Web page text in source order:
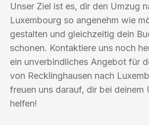
Unser Ziel ist es, dir den Umzug
Luxembourg so angenehm wie
gestalten und gleichzeitig dein
schonen. Kontaktiere uns noch
ein unverbindliches Angebot für
von Recklinghausen nach
freuen uns darauf, dir bei deinem
helfen!